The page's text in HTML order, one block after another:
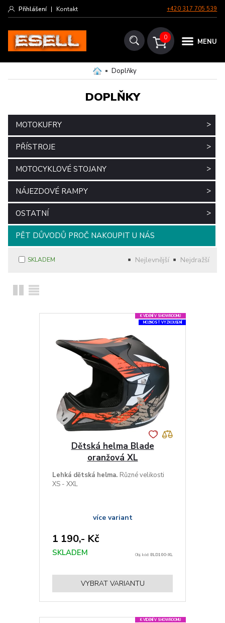
+420 317 705 539
Přihlášení | Kontakt
MENU
0
Doplňky
DOPLŇKY
MOTOKUFRY >
PŘÍSTROJE >
MOTOCYKLOVÉ STOJANY >
NÁJEZDOVÉ RAMPY >
OSTATNÍ >
PĚT DŮVODŮ PROČ NAKOUPIT U NÁS
SKLADEM Nejlevnější Nejdražší
K VIDĚNÍ V SHOWROOMU
MOŽNOST VYZKOUŠENÍ
Dětská helma Blade
oranžová XL
Lehká dětská helma. Různé velikosti
XS - XXL
více variant
1 190,- Kč
SKLADEM Obj. kód: BLD10O-XL
VYBRAT VARIANTU
K VIDĚNÍ V SHOWROOMU